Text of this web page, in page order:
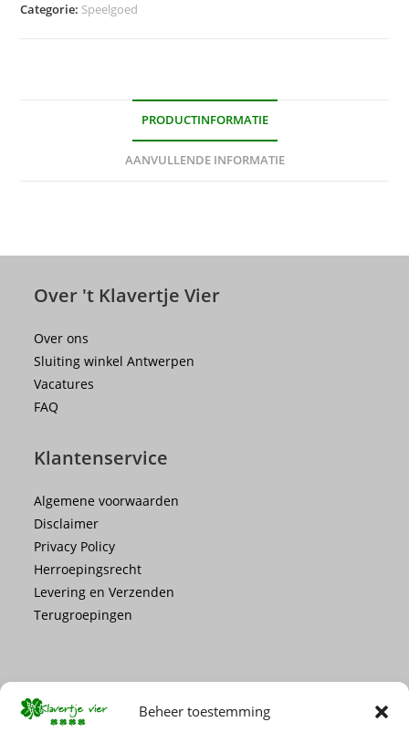
Beheer toestemming
Categorie: Speelgoed
PRODUCTINFORMATIE
AANVULLENDE INFORMATIE
Over 't Klavertje Vier
Over ons
Sluiting winkel Antwerpen
Vacatures
FAQ
Klantenservice
Algemene voorwaarden
Disclaimer
Privacy Policy
Herroepingsrecht
Levering en Verzenden
Terugroepingen